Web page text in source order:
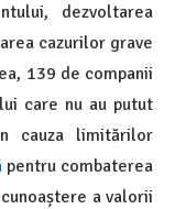
dezvoltarea
cazurilor grave
139 de companii
care nu au putut
cauza limitărilor
pentru combaterea
a valorii